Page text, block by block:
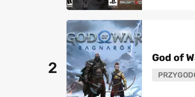
2
God of